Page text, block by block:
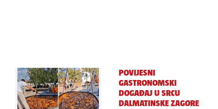
POVIJESNI
GASTRONOMSKI
DOGAĐAJ U SRCU
DALMATINSKE ZAGORE